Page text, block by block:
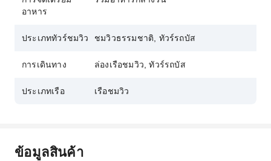
อาหาร
ประเภททัวร์ชมวิว ชมวิวธรรมชาติ, ทัวร์รถบัส
การเดินทาง ล่องเรือชมวิว, ทัวร์รถบัส
ประเภทเรือ เรือชมวิว
ข้อมูลสินค้า